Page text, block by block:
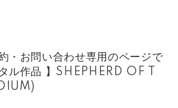
・お問い合わせ専用のページで
ル作品 】SHEPHERD OF T